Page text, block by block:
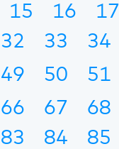
15 16 17
32 33 34
49 50 51
66 67 68
83 84 85